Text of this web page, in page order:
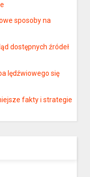
sposoby na
dostępnych źródeł
lędźwiowego się
fakty i strategie